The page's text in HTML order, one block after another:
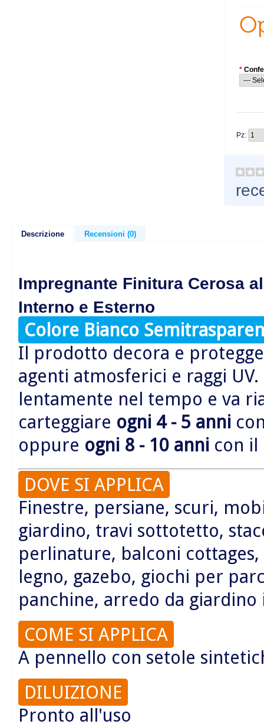
*
Pz:
Descrizione Recensioni (0)
Impregnante Finitura Cerosa
Interno e Esterno
Colore Bianco
Il prodotto decora e
agenti atmosferici e raggi UV.
lentamente nel tempo e va
carteggiare ogni 4 - 5 anni
oppure ogni 8 - 10 anni con
DOVE SI APPLICA
Finestre, persiane, scuri,
giardino, travi sottotetto,
perlinature, balconi cottages,
legno, gazebo, giochi per
panchine, arredo da giardino
COME SI APPLICA
A pennello con setole
DILUIZIONE
Pronto all'uso